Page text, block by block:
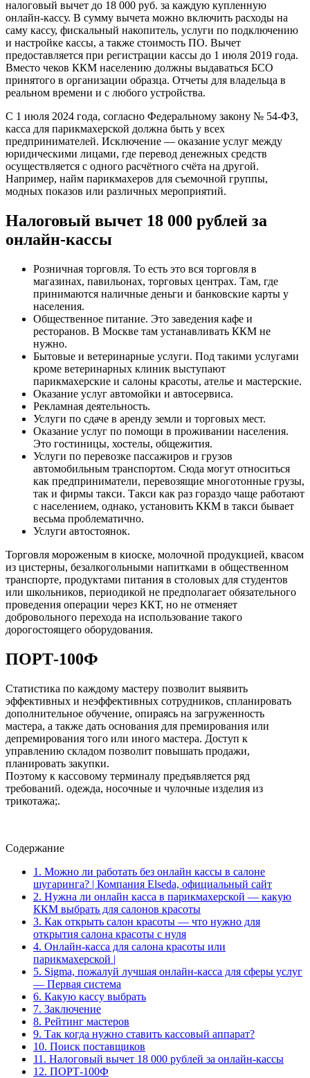
налоговый вычет до 18 000 руб. за каждую купленную
онлайн‑кассу. В сумму вычета можно включить расходы на
саму кассу, фискальный накопитель, услуги по подключению
и настройке кассы, а также стоимость ПО. Вычет
предоставляется при регистрации кассы до 1 июля 2019 года.
Вместо чеков ККМ населению должны выдаваться БСО
принятого в организации образца. Отчеты для владельца в
реальном времени и с любого устройства.
С 1 июля 2024 года, согласно Федеральному закону № 54-ФЗ,
касса для парикмахерской должна быть у всех
предпринимателей. Исключение — оказание услуг между
юридическими лицами, где перевод денежных средств
осуществляется с одного расчётного счёта на другой.
Например, найм парикмахеров для съемочной группы,
модных показов или различных мероприятий.
Налоговый вычет 18 000 рублей за
онлайн‑кассы
Розничная торговля. То есть это вся торговля в
магазинах, павильонах, торговых центрах. Там, где
принимаются наличные деньги и банковские карты у
населения.
Общественное питание. Это заведения кафе и
ресторанов. В Москве там устанавливать ККМ не
нужно.
Бытовые и ветеринарные услуги. Под такими услугами
кроме ветеринарных клиник выступают
парикмахерские и салоны красоты, ателье и мастерские.
Оказание услуг автомойки и автосервиса.
Рекламная деятельность.
Услуги по сдаче в аренду земли и торговых мест.
Оказание услуг по помощи в проживании населения.
Это гостиницы, хостелы, общежития.
Услуги по перевозке пассажиров и грузов
автомобильным транспортом. Сюда могут относиться
как предприниматели, перевозящие многотонные грузы,
так и фирмы такси. Такси как раз гораздо чаще работают
с населением, однако, установить ККМ в такси бывает
весьма проблематично.
Услуги автостоянок.
Торговля мороженым в киоске, молочной продукцией, квасом
из цистерны, безалкогольными напитками в общественном
транспорте, продуктами питания в столовых для студентов
или школьников, периодикой не предполагает обязательного
проведения операции через ККТ, но не отменяет
добровольного перехода на использование такого
дорогостоящего оборудования.
ПОРТ-100Ф
Статистика по каждому мастеру позволит выявить
эффективных и неэффективных сотрудников, спланировать
дополнительное обучение, опираясь на загруженность
мастера, а также дать основания для премирования или
депремирования того или иного мастера. Доступ к
управлению складом позволит повышать продажи,
планировать закупки.
Поэтому к кассовому терминалу предъявляется ряд
требований. одежда, носочные и чулочные изделия из
трикотажа;.
Содержание
1. Можно ли работать без онлайн кассы в салоне
шугаринга? | Компания Elseda, официальный сайт
2. Нужна ли онлайн касса в парикмахерской — какую
ККМ выбрать для салонов красоты
3. Как открыть салон красоты — что нужно для
открытия салона красоты с нуля
4. Онлайн-касса для салона красоты или
парикмахерской |
5. Sigma, пожалуй лучшая онлайн-касса для сферы услуг
— Первая система
6. Какую кассу выбрать
7. Заключение
8. Рейтинг мастеров
9. Так когда нужно ставить кассовый аппарат?
10. Поиск поставщиков
11. Налоговый вычет 18 000 рублей за онлайн‑кассы
12. ПОРТ-100Ф